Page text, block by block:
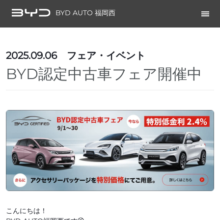
BYD AUTO 福岡西
2025.09.06 フェア・イベント
BYD認定中古車フェア開催中
こんにちは！